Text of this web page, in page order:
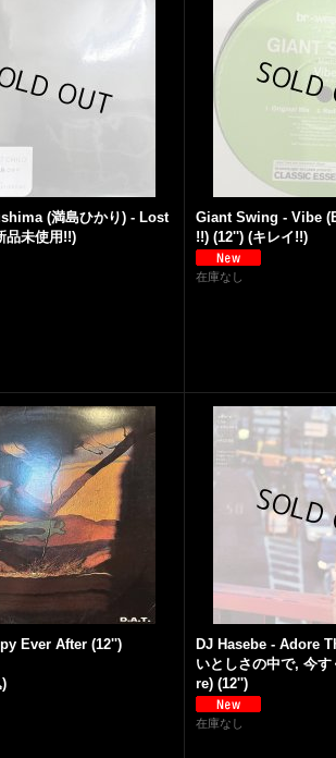
(満島ひかり) - Lost
品未使用!!)
Giant Swing - Vibe
!!) (12'') (キレイ!!)
在庫なし
Ever After (12'')
DJ Hasebe - Adore
いとしさの中で, 今
re) (12'')
在庫なし